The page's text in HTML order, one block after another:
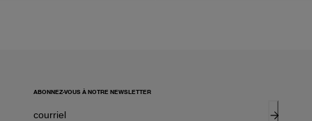
ABONNEZ-VOUS À NOTRE NEWSLETTER